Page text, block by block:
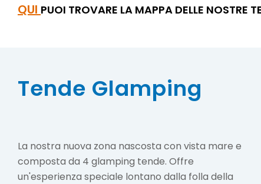
QUI PUOI TROVARE LA MAPPA DELLE NOSTRE
Tende Glamping
La nostra nuova zona nascosta con vista mare e
composta da 4 glamping tende. Offre
un'esperienza speciale lontano dalla folla della